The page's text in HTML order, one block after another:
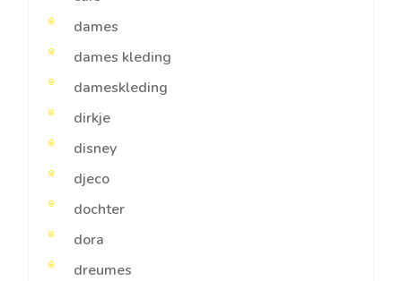
dames
dames kleding
dameskleding
dirkje
disney
djeco
dochter
dora
dreumes